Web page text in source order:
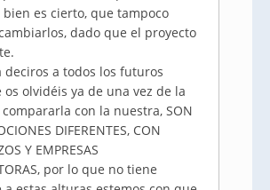
bien es cierto, que tampoco
dado que el proyecto
deciros a todos los futuros
os olvidéis ya de una vez de la
con la nuestra, SON
DIFERENTES, CON
Y EMPRESAS
por lo que no tiene